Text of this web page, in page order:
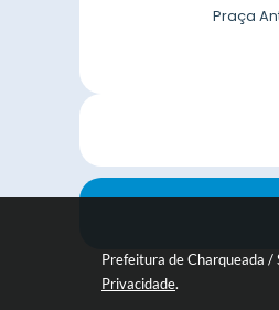
Prefeitura de Charqueada /
Privacidade.
Praça